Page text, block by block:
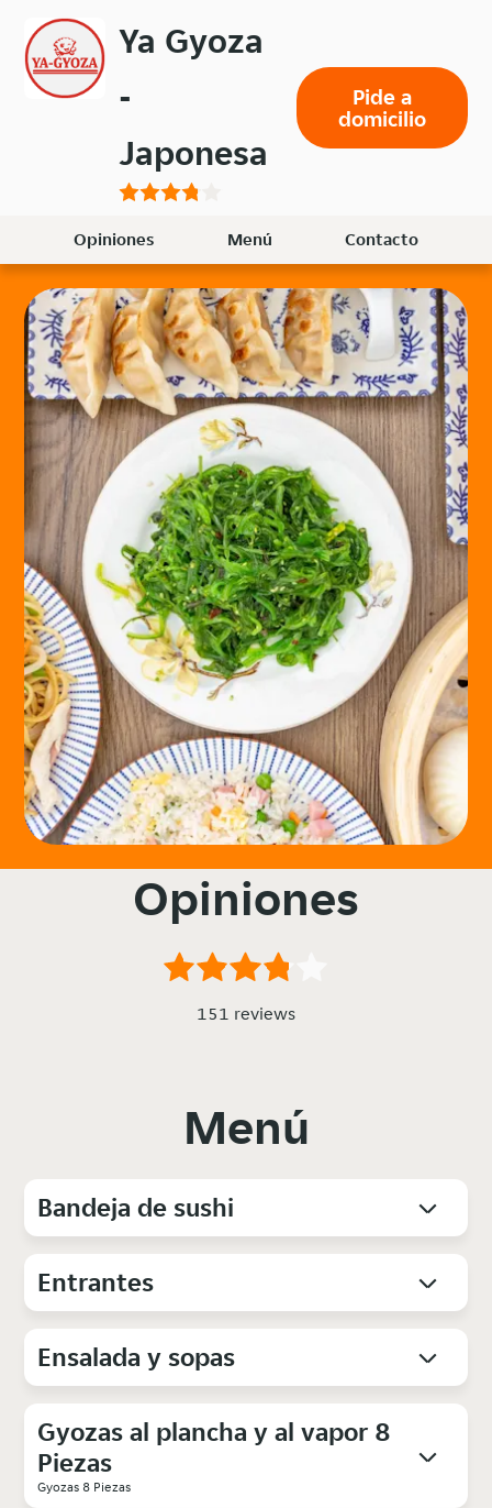
Volver
menú
principal
Ya Gyoza
-
Japonesa
Pide a
domicilio
Opiniones Menú Contacto
Opiniones
151 reviews
Menú
Bandeja de sushi
Entrantes
Ensalada y sopas
Gyozas al plancha y al vapor 8
Piezas
Gyozas 8 Piezas